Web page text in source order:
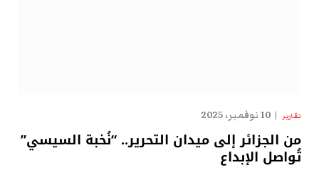
تقارير 10 نوفمبر، 2025
من الجزائر إلى ميدان التحرير.. “نُخبة السيسي”
تُواصل الإبداع